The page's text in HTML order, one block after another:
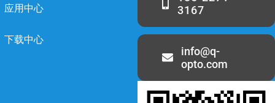
应用中心
下载中心
3167
info@q-
opto.com